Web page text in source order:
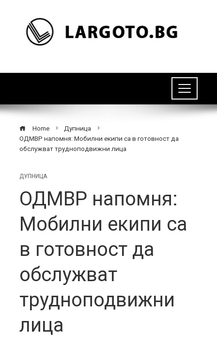
Home
Дупница
ОДМВР напомня: Мобилни екипи са в готовност да
обслужват трудноподвижни лица
ДУПНИЦА
ОДМВР напомня:
Мобилни екипи са
в готовност да
обслужват
трудноподвижни
лица